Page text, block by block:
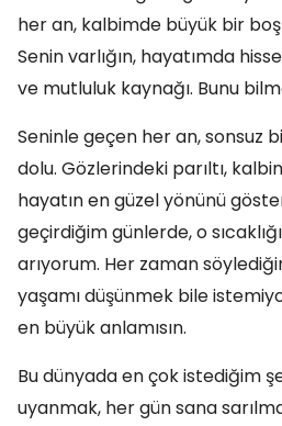
her an, kalbimde büyük bir
Senin varlığın, hayatımda
ve mutluluk kaynağı. Bunu
Seninle geçen her an, sonsuz
dolu. Gözlerindeki parıltı,
hayatın en güzel yönünü
geçirdiğim günlerde, o
arıyorum. Her zaman
yaşamı düşünmek bile
en büyük anlamısın.
Bu dünyada en çok istediğim
uyanmak, her gün sana